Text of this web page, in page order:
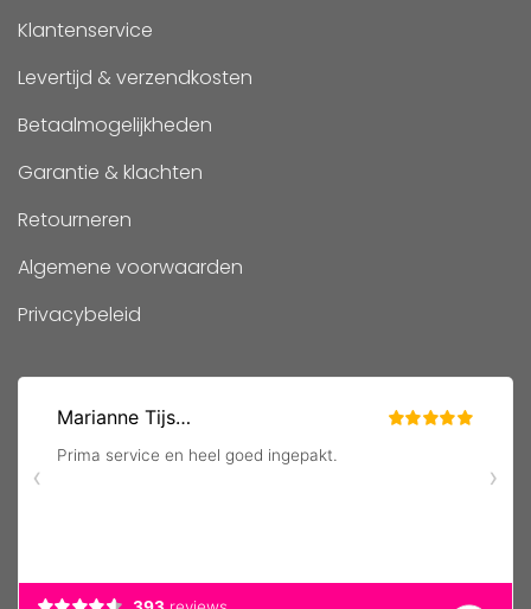
Klantenservice
Levertijd & verzendkosten
Betaalmogelijkheden
Garantie & klachten
Retourneren
Algemene voorwaarden
Privacybeleid